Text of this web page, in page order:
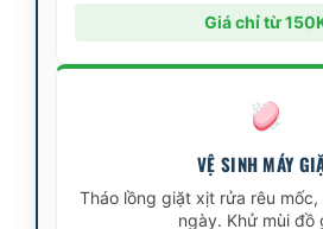
Giá chỉ từ
VỆ SINH MÁY
Tháo lồng giặt xịt rửa rêu mốc,
ngày. Khử mùi đồ